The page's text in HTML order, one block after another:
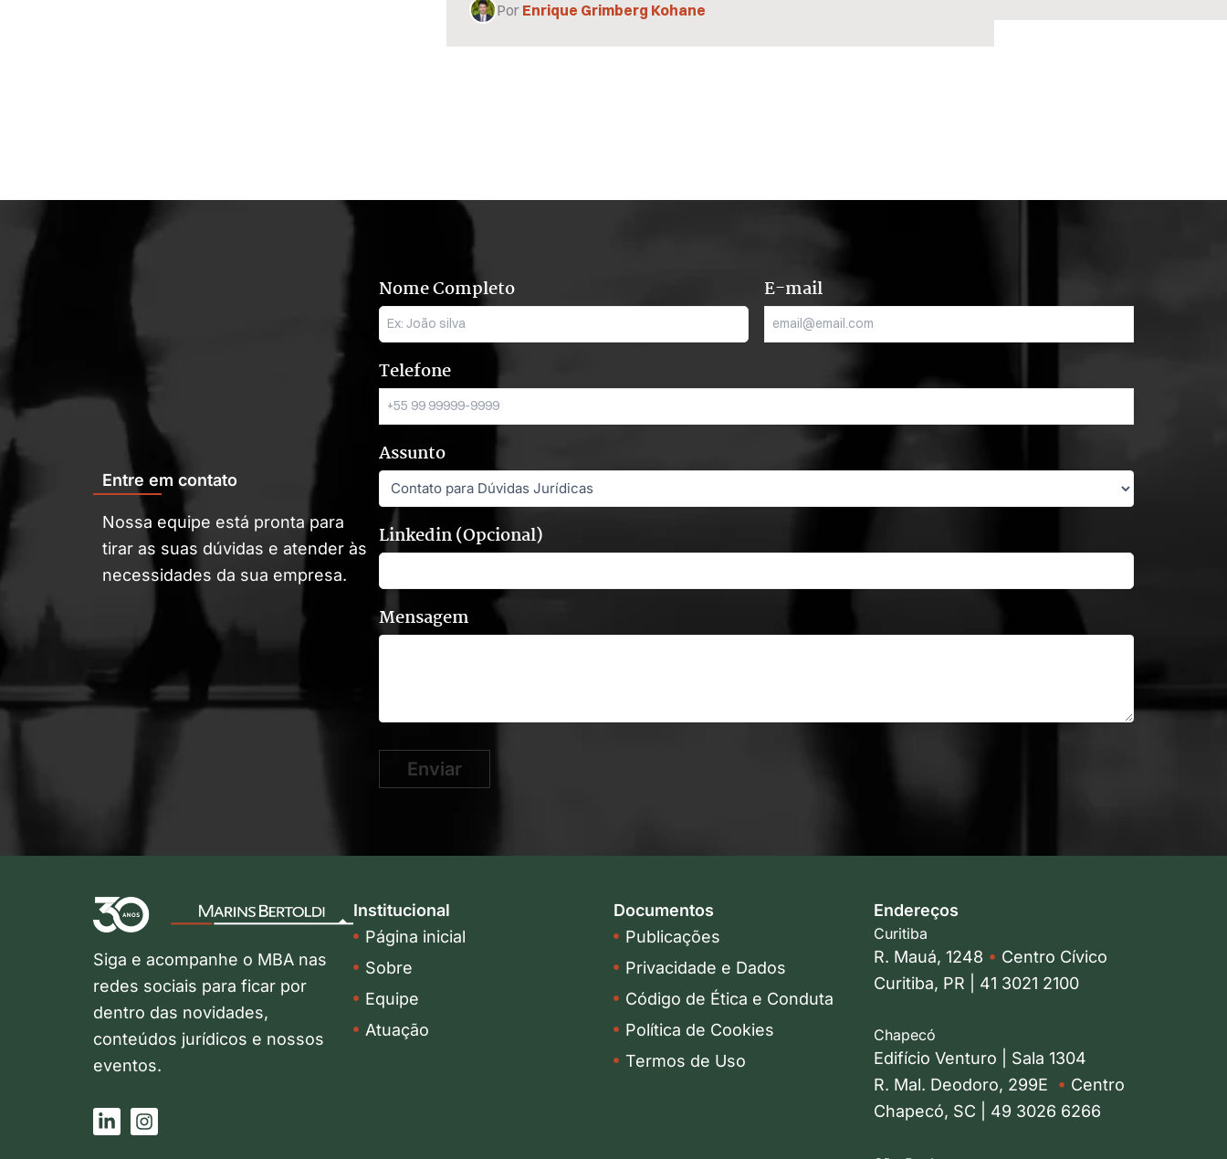
Por Enrique Grimberg Kohane
Entre em contato
Nossa equipe está pronta para
tirar as suas dúvidas e atender às
necessidades da sua empresa.
Nome Completo E-mail
Telefone
Assunto
Linkedin (Opcional)
Mensagem
Enviar
Siga e acompanhe o MBA nas
redes sociais para ficar por
dentro das novidades,
conteúdos jurídicos e nossos
eventos.
L
i
I
n
Institucional
Página inicial
Sobre
Equipe
Atuação
Documentos
Publicações
Privacidade e Dados
Código de Ética e Conduta
Política de Cookies
Termos de Uso
Endereços
Curitiba
R. Mauá, 1248 • Centro Cívico
Curitiba, PR | 41 3021 2100
Chapecó
Edifício Venturo | Sala 1304
R. Mal. Deodoro, 299E • Centro
Chapecó, SC | 49 3026 6266